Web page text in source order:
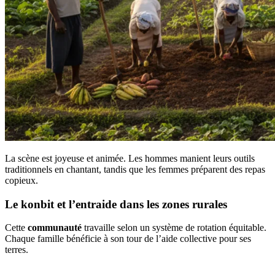
La scène est joyeuse et animée. Les hommes manient leurs outils
traditionnels en chantant, tandis que les femmes préparent des repas
copieux.
Le konbit et l’entraide dans les zones rurales
Cette communauté travaille selon un système de rotation équitable.
Chaque famille bénéficie à son tour de l’aide collective pour ses
terres.